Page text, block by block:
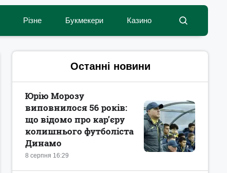
Різне Букмекери Казино
Останні новини
8 серпня 16:29
Юрію Морозу
виповнилося 56 років:
що відомо про кар’єру
колишнього футболіста
Динамо